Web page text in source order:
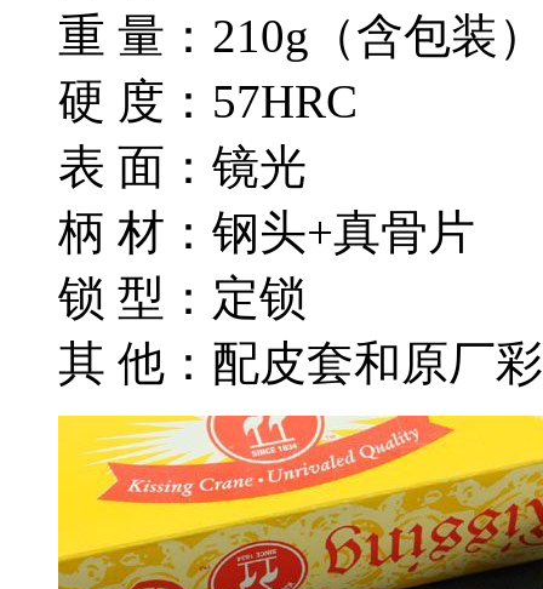
重 量：210g（含包装
硬 度：57HRC
表 面：镜光
柄 材：钢头+真骨片
锁 型：定锁
其 他：配皮套和原厂